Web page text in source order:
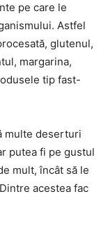
pe care le
Astfel
glutenul,
margarina,
tip fast-
multe deserturi
putea fi pe gustul
mult, încât să le
acestea fac